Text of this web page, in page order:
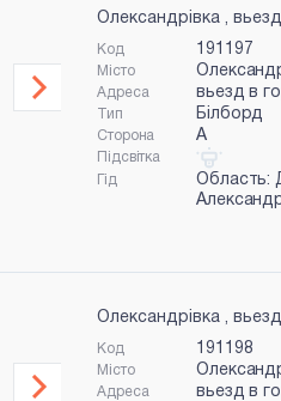
Олександрівка ,
Код 191197
Місто
Адреса вьезд в
Тип Білборд
Сторона A
Підсвітка
Гід
Область:
Олександрівка ,
Код 191198
Місто
Адреса вьезд в